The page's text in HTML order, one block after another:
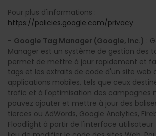
Pour plus d'informations :
https://policies.google.com/privacy
- Google Tag Manager (Google, Inc.) :
Manager est un système de gestion des
permet de mettre à jour rapidement et
tags et les extraits de code d'un site web
applications mobiles, tels que ceux
trafic et à l'optimisation des campagnes
pouvez ajouter et mettre à jour des
tierces ou AdWords, Google Analytics,
Floodlight à partir de l'interface utilisateur